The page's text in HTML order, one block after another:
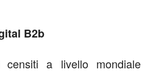
B2b
a livello mondiale